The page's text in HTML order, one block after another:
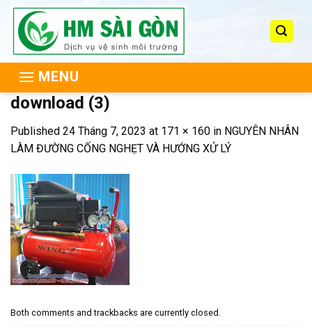
Skip
content
MENU
download (3)
Published 24 Tháng 7, 2023 at 171 × 160 in NGUYÊN NHÂN
LÀM ĐƯỜNG CỐNG NGHẸT VÀ HƯỚNG XỬ LÝ
Both comments and trackbacks are currently closed.